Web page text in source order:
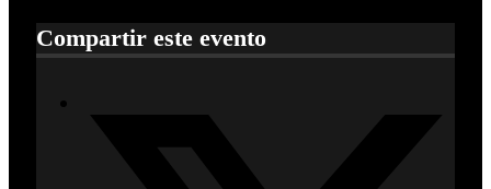
Compartir este evento